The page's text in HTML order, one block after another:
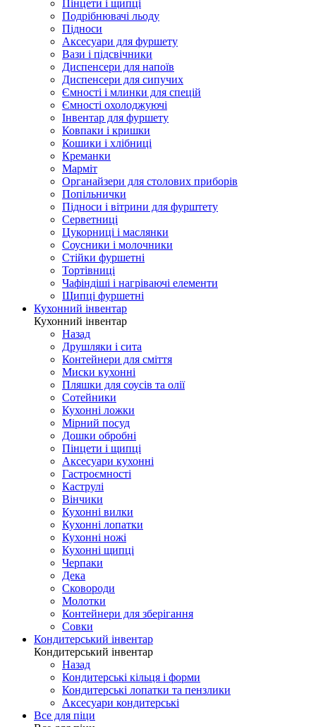
Пінцети і щипці
Подрібнювачі льоду
Підноси
Аксесуари для фуршету
Вази і підсвічники
Диспенсери для напоїв
Диспенсери для сипучих
Ємності і млинки для спецій
Ємності охолоджуючі
Інвентар для фуршету
Ковпаки і кришки
Кошики і хлібниці
Креманки
Марміт
Органайзери для столових приборів
Попільнички
Підноси і вітрини для фурштету
Серветниці
Цукорниці і маслянки
Соусники і молочники
Стійки фуршетні
Тортівниці
Чафіндіші і нагріваючі елементи
Щипці фуршетні
Кухонний інвентар
Кухонний інвентар
Назад
Друшляки і сита
Контейнери для сміття
Миски кухонні
Пляшки для соусів та олії
Сотейники
Кухонні ложки
Мірний посуд
Дошки обробні
Пінцети і щипці
Аксесуари кухонні
Гастроємності
Каструлі
Вінчики
Кухонні вилки
Кухонні лопатки
Кухонні ножі
Кухонні щипці
Черпаки
Дека
Сковороди
Молотки
Контейнери для зберігання
Совки
Кондитерський інвентар
Кондитерський інвентар
Назад
Кондитерські кільця і форми
Кондитерські лопатки та пензлики
Аксесуари кондитерські
Все для піци